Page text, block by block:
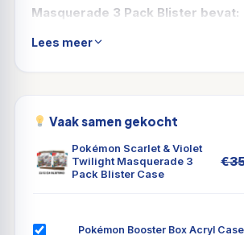
Masquerade 3 Pack Blister bevat:
Een Festival van
Mysterie!
Lees meer
Vaak samen gekocht
Pokémon Scarlet & Violet
Twilight Masquerade 3
Pack Blister Case
€
Pokémon Booster Box Acryl Case